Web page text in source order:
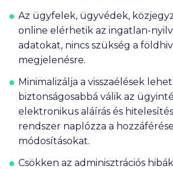
Az ügyfelek, ügyvédek,
online elérhetik az ingatlan-
adatokat, nincs szükség a
megjelenésre.
Minimalizálja a visszaélések
biztonságosabbá válik az
elektronikus aláírás és
rendszer naplózza a
módosításokat.
Csökken az adminisztrációs